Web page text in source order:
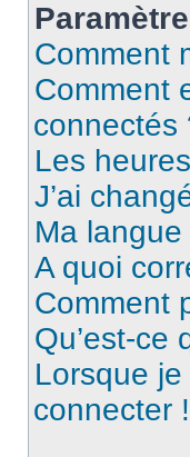
Comment
Comment
connectés
Les
J’ai
Ma langue
A quoi
Comment
Qu’est-ce
Lorsque
connecter